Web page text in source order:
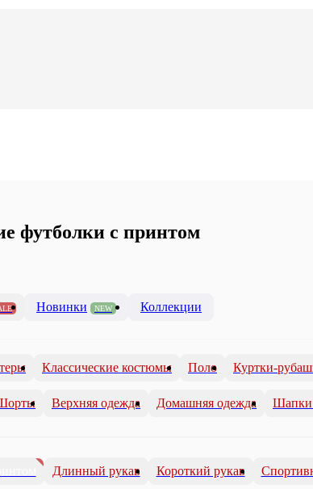
футболки с принтом
Новинки NEW Коллекции
Классические костюмы Поло Куртки-
Верхняя одежда Домашняя одежда Шапки
Длинный рукав Короткий рукав